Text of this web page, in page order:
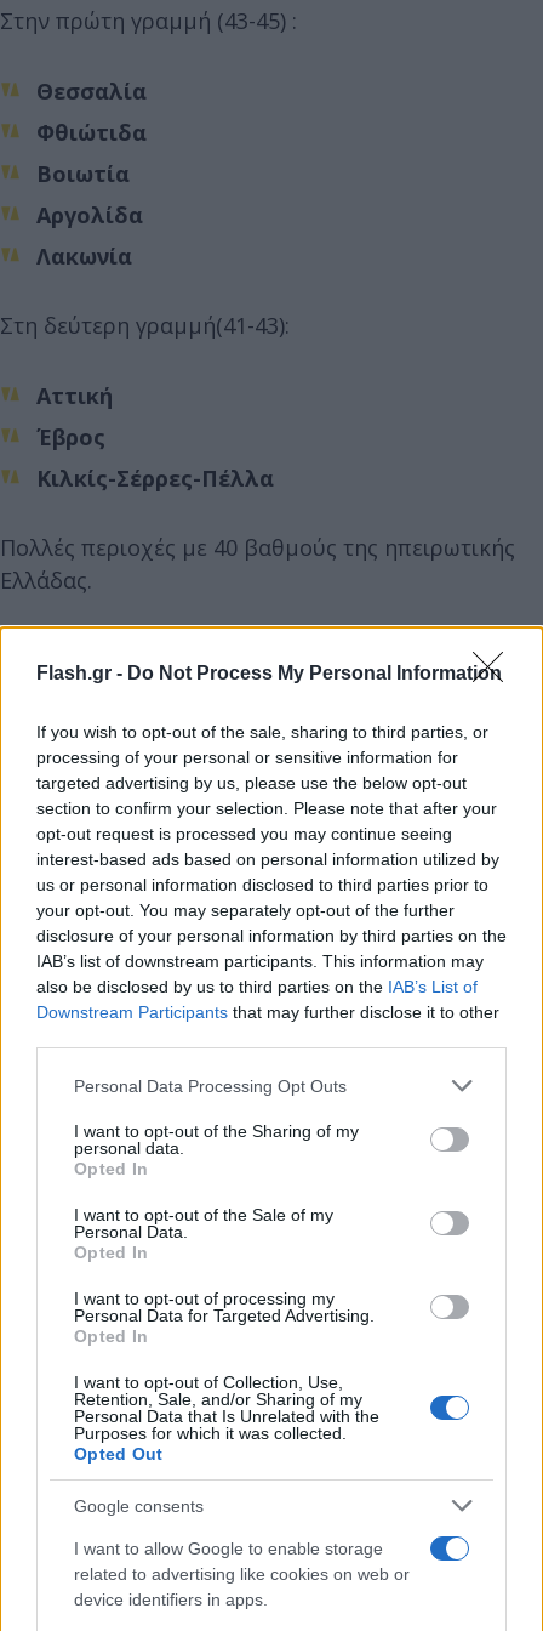
Flash.gr - Do Not Process My Personal Information
If you wish to opt-out of the sale, sharing to third parties, or
processing of your personal or sensitive information for
targeted advertising by us, please use the below opt-out
section to confirm your selection. Please note that after your
opt-out request is processed you may continue seeing
interest-based ads based on personal information utilized by
us or personal information disclosed to third parties prior to
your opt-out. You may separately opt-out of the further
disclosure of your personal information by third parties on the
IAB’s list of downstream participants. This information may
also be disclosed by us to third parties on the IAB’s List of
Downstream Participants that may further disclose it to other
Please note that this website/app uses one or more Google
not limited to your visit or usage behaviour. You may click to
grant or deny consent to Google and its third-party tags to
use your data for below specified purposes in below Google
consent section.
Personal Data Processing Opt Outs
I want to opt-out of the Sharing of my
personal data.
Opted In
I want to opt-out of the Sale of my
Personal Data.
Opted In
I want to opt-out of processing my
Personal Data for Targeted Advertising.
Opted In
I want to opt-out of Collection, Use,
Retention, Sale, and/or Sharing of my
Personal Data that Is Unrelated with the
Purposes for which it was collected.
Opted Out
Google consents
I want to allow Google to enable storage
related to advertising like cookies on web or
device identifiers in apps.
Στην πρώτη γραμμή (43-45) :
Θεσσαλία
Φθιώτιδα
Βοιωτία
Αργολίδα
Λακωνία
Στη δεύτερη γραμμή(41-43):
Αττική
Έβρος
Κιλκίς-Σέρρες-Πέλλα
Πολλές περιοχές με 40 βαθμούς της ηπειρωτικής
Ελλάδας.
Ουσιαστική αποκλιμάκωση του καύσωνα από την
Κυριακή 27/7, με εντυπωσιακή πτώση της
Η πρόγνωση του καιρού μέχρι και την Πέμπτη
Αναλυτικά, η πρόγνωση του καιρού από την ΕΜΥ,
μέχρι και την επόμενη Πέμπτη: